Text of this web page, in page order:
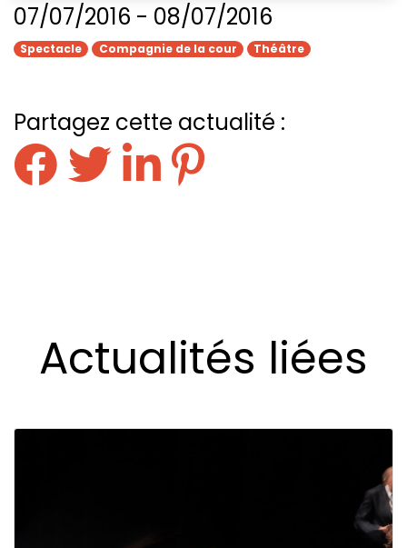
07/07/2016 - 08/07/2016
Spectacle Compagnie de la cour Théâtre
Partagez cette actualité :
Actualités liées